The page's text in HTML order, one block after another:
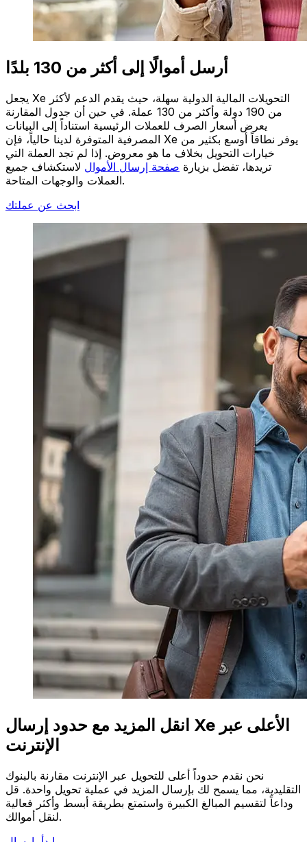
أرسل أموالًا إلى أكثر من 130 بلدًا
يجعل Xe التحويلات المالية الدولية سهلة، حيث يقدم الدعم لأكثر
من 190 دولة وأكثر من 130 عملة. في حين أن جدول المقارنة
يعرض أسعار الصرف للعملات الرئيسية استناداً إلى البيانات
المصرفية المتوفرة لدينا حالياً، فإن Xe يوفر نطاقاً أوسع بكثير من
خيارات التحويل بخلاف ما هو معروض. إذا لم تجد العملة التي
تريدها، تفضل بزيارة صفحة إرسال الأموال لاستكشاف جميع
العملات والوجهات المتاحة.
ابحث عن عملتك
انقل المزيد مع حدود إرسال Xe الأعلى عبر
الإنترنت
نحن نقدم حدوداً أعلى للتحويل عبر الإنترنت مقارنة بالبنوك
التقليدية، مما يسمح لك بإرسال المزيد في عملية تحويل واحدة. قل
وداعاً لتقسيم المبالغ الكبيرة واستمتع بطريقة أبسط وأكثر فعالية
لنقل أموالك.